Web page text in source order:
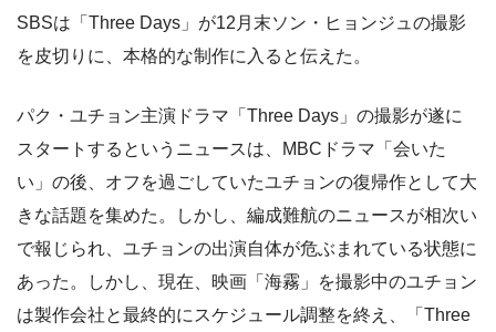
SBSは「Three Days」が12月末ソン・ヒョンジュの撮影
を皮切りに、本格的な制作に入ると伝えた。
パク・ユチョン主演ドラマ「Three Days」の撮影が遂に
スタートするというニュースは、MBCドラマ「会いた
い」の後、オフを過ごしていたユチョンの復帰作として大
きな話題を集めた。しかし、編成難航のニュースが相次い
で報じられ、ユチョンの出演自体が危ぶまれている状態に
あった。しかし、現在、映画「海霧」を撮影中のユチョン
は製作会社と最終的にスケジュール調整を終え、「Three